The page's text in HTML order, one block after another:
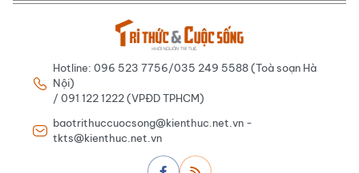
Hotline: 096 523 7756/035 249 5588 (Toà soạn Hà
Nội)
/ 091 122 1222 (VPĐD TPHCM)
baotrithuccuocsong@kienthuc.net.vn -
tkts@kienthuc.net.vn